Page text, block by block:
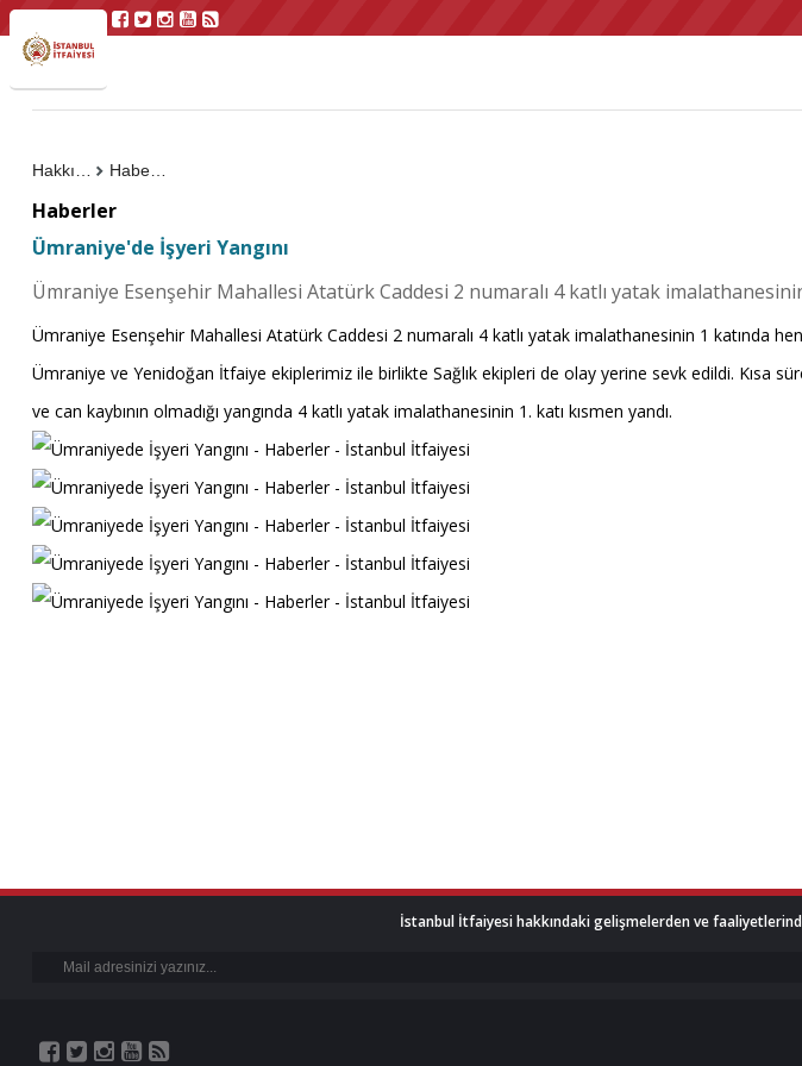
Haberler
Haberler
Ümraniye'de İşyeri Yangını
Ümraniye Esenşehir Mahallesi Atatürk Caddesi 2 numaralı 4 katlı yatak
Ümraniye Esenşehir Mahallesi Atatürk Caddesi 2 numaralı 4 katlı yatak imalathanesinin 1 katında
Ümraniye ve Yenidoğan İtfaiye ekiplerimiz ile birlikte Sağlık ekipleri de olay yerine sevk edildi. Kısa
ve can kaybının olmadığı yangında 4 katlı yatak imalathanesinin 1. katı kısmen yandı.
İstanbul İtfaiyesi hakkındaki gelişmelerden ve